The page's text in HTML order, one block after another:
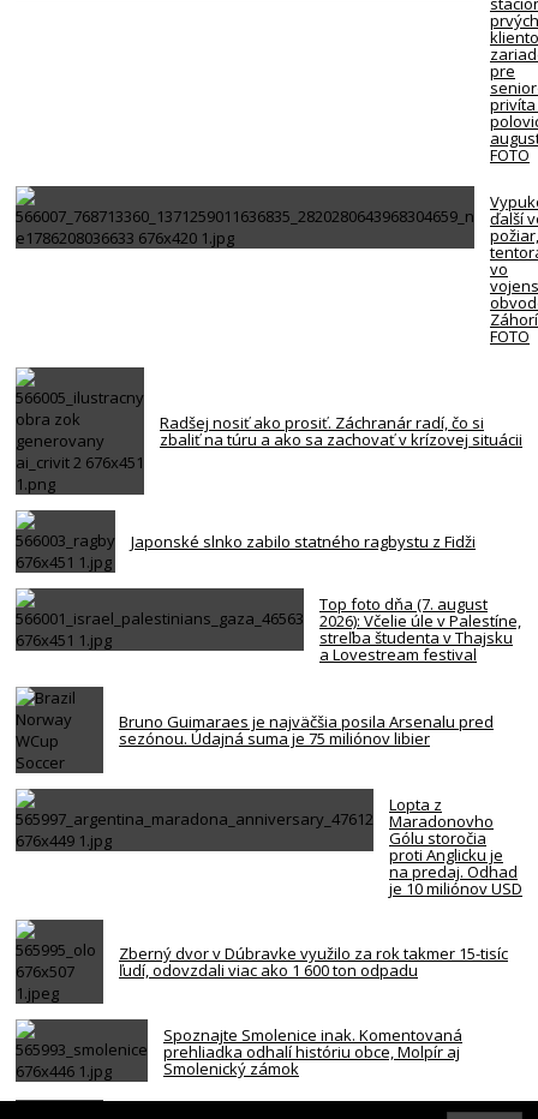
prvých
pre
FOTO
ďalší
požiar,
vo
FOTO
Radšej nosiť ako prosiť. Záchranár radí, čo si
zbaliť na túru a ako sa zachovať v krízovej situácii
Japonské slnko zabilo statného ragbystu z Fidži
Top foto dňa (7. august
2026): Včelie úle v Palestíne,
streľba študenta v Thajsku
a Lovestream festival
Bruno Guimaraes je najväčšia posila Arsenalu pred
sezónou. Údajná suma je 75 miliónov libier
Lopta z
Maradonovho
Gólu storočia
proti Anglicku je
na predaj. Odhad
je 10 miliónov USD
Zberný dvor v Dúbravke využilo za rok takmer 15-tisíc
ľudí, odovzdali viac ako 1 600 ton odpadu
Spoznajte Smolenice inak. Komentovaná
prehliadka odhalí históriu obce, Molpír aj
Smolenický zámok